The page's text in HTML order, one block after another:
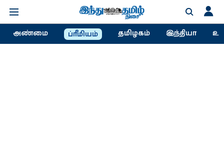
அண்மை ப்ரீமியம் தமிழகம் இந்தியா